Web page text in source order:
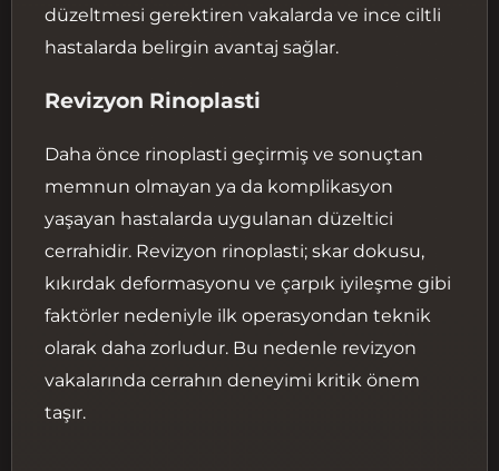
düzeltmesi gerektiren vakalarda ve ince ciltli
hastalarda belirgin avantaj sağlar.
Revizyon Rinoplasti
Daha önce rinoplasti geçirmiş ve sonuçtan
memnun olmayan ya da komplikasyon
yaşayan hastalarda uygulanan düzeltici
cerrahidir. Revizyon rinoplasti; skar dokusu,
kıkırdak deformasyonu ve çarpık iyileşme gibi
faktörler nedeniyle ilk operasyondan teknik
olarak daha zorludur. Bu nedenle revizyon
vakalarında cerrahın deneyimi kritik önem
taşır.